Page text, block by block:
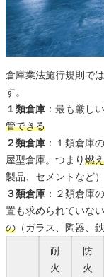
倉庫業法施行規則で
す。
１類倉庫 ：最も厳し
管できる
２類倉庫 ：１類倉庫
屋型倉庫。つまり燃
製品、セメントなど
３類倉庫 ：２類倉庫
置も求められていな
の （ガラス、陶器、
耐
火
防
火